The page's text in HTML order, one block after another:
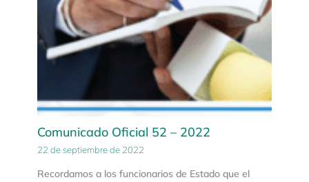
Comunicado Oficial 52 – 2022
22 de septiembre de 2022
Recordamos a los funcionarios de Estado que el